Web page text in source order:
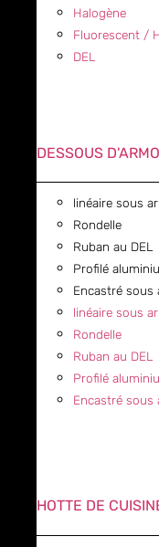
Halogène
Fluorescent /
DEL
DESSOUS
linéaire sous
Rondelle
Ruban au DEL
Profilé
Encastré sous
linéaire sous
Rondelle
Ruban au DEL
Profilé
Encastré sous
HOTTE DE